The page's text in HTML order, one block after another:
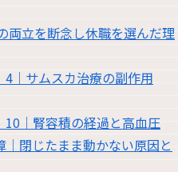
両立を断念し休職を選んだ理
｜サムスカ治療の副作用
｜腎容積の経過と高血圧
｜閉じたまま動かない原因と